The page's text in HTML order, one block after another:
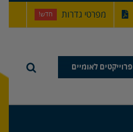
מפרטי גדרות חדש!
פרוייקטים לאומיים